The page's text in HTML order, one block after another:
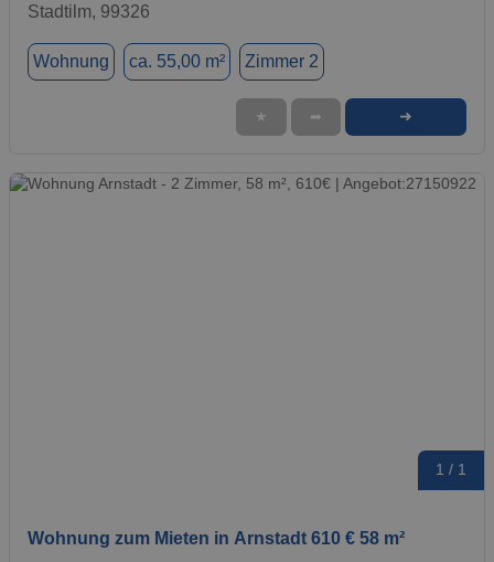
Stadtilm, 99326
Wohnung ca. 55,00 m² Zimmer 2
★ ➦ ➜
1 / 1
Wohnung zum Mieten in Arnstadt 610 € 58 m²